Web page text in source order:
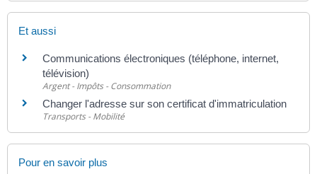
Et aussi
Communications électroniques (téléphone, internet,
télévision)
Argent - Impôts - Consommation
Changer l'adresse sur son certificat d'immatriculation
Transports - Mobilité
Pour en savoir plus